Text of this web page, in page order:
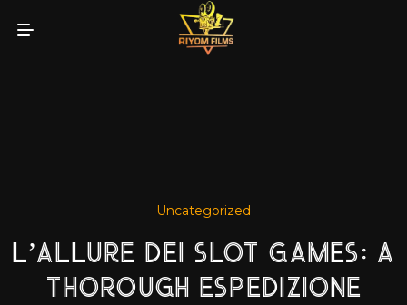
Uncategorized
L’ALLURE DEI SLOT GAMES: A
THOROUGH ESPEDIZIONE